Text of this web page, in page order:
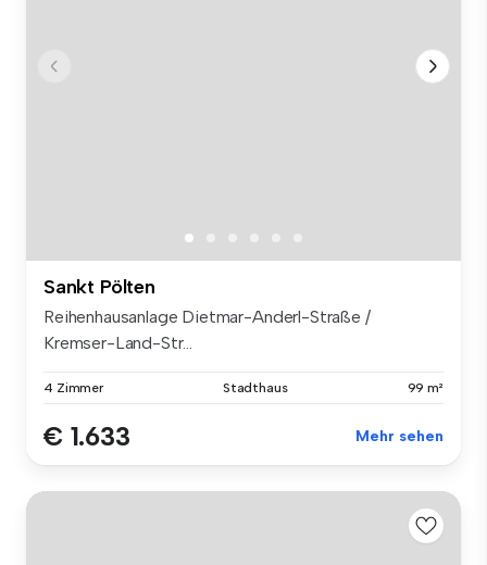
Sankt Pölten
Reihenhausanlage Dietmar-Anderl-Straße /
Kremser-Land-Str...
4 Zimmer Stadthaus 99 m²
€ 1.633 Mehr sehen